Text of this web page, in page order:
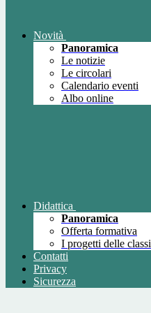
Novità
Panoramica
Le notizie
Le circolari
Calendario eventi
Albo online
Didattica
Panoramica
Offerta formativa
I progetti delle classi
Contatti
Privacy
Sicurezza